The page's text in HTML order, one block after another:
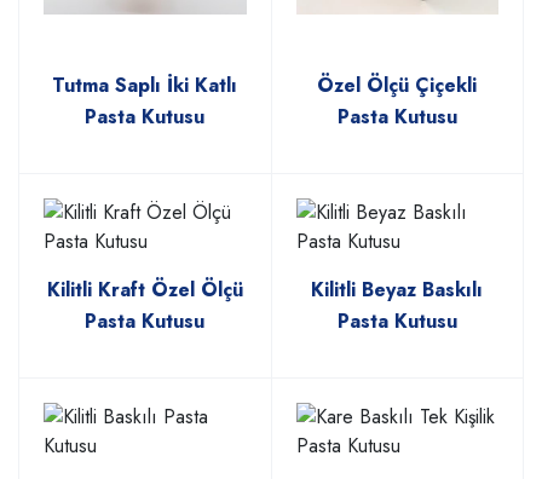
Tutma Saplı İki Katlı
Pasta Kutusu
Özel Ölçü Çiçekli
Pasta Kutusu
Kilitli Kraft Özel Ölçü
Pasta Kutusu
Kilitli Beyaz Baskılı
Pasta Kutusu